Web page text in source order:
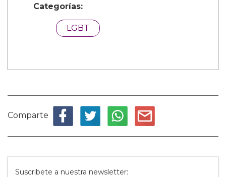
Categorías:
LGBT
Comparte
Suscribete a nuestra newsletter: